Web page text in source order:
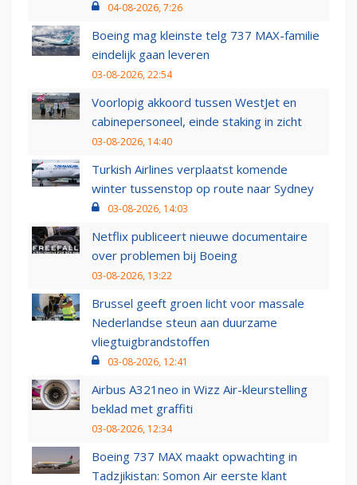
04-08-2026, 7:26
Boeing mag kleinste telg 737 MAX-familie
eindelijk gaan leveren
03-08-2026, 22:54
Voorlopig akkoord tussen WestJet en
cabinepersoneel, einde staking in zicht
03-08-2026, 14:40
Turkish Airlines verplaatst komende
winter tussenstop op route naar Sydney
03-08-2026, 14:03
Netflix publiceert nieuwe documentaire
over problemen bij Boeing
03-08-2026, 13:22
Brussel geeft groen licht voor massale
Nederlandse steun aan duurzame
vliegtuigbrandstoffen
03-08-2026, 12:41
Airbus A321neo in Wizz Air-kleurstelling
beklad met graffiti
03-08-2026, 12:34
Boeing 737 MAX maakt opwachting in
Tadzjikistan: Somon Air eerste klant